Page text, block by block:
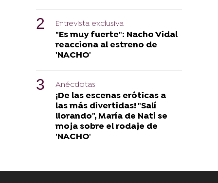
Entrevista exclusiva
"Es muy fuerte": Nacho Vidal
reacciona al estreno de
'NACHO'
Anécdotas
¡De las escenas eróticas a
las más divertidas! "Salí
llorando", María de Nati se
moja sobre el rodaje de
'NACHO'